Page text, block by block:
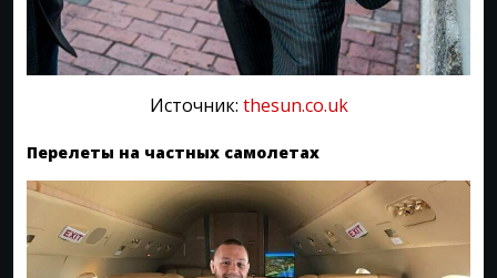
Источник: thesun.co.uk
Перелеты на частных самолетах